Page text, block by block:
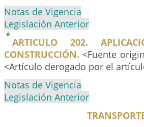
Notas de Vigencia
Legislación Anterior
ARTICULO 202.
CONSTRUCCIÓN. <Fuente
<Artículo derogado por el
Notas de Vigencia
Legislación Anterior